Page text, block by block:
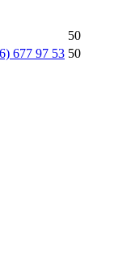
50
677 97 53 50